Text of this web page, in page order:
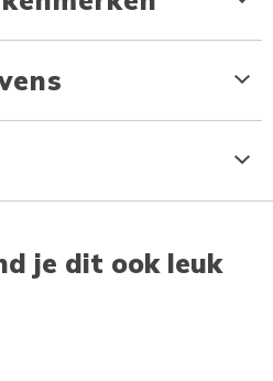
je dit ook leuk